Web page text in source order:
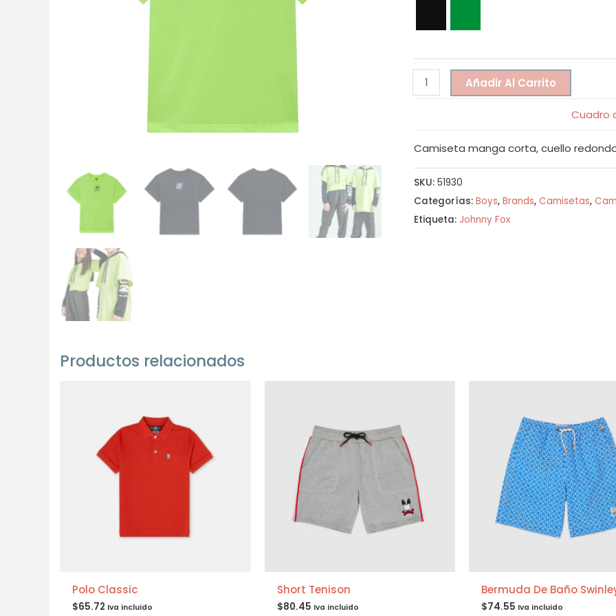
Añadir Al Carrito
Cuadro
Camiseta manga corta, cuello
SKU: 51930
Categorías: Boys, Brands, Camisetas,
Etiqueta: Johnny Fox
Productos relacionados
Polo Classic
$65.72 Iva incluido
Short Tenison
$80.45 Iva incluido
Bermuda De Baño
$74.55 Iva incluido